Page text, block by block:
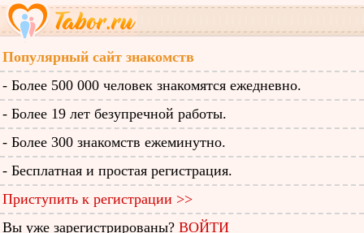
Популярный сайт знакомств
- Более 500 000 человек знакомятся ежедневно.
- Более 19 лет безупречной работы.
- Более 300 знакомств ежеминутно.
- Бесплатная и простая регистрация.
Приступить к регистрации >>
Вы уже зарегистрированы? ВОЙТИ